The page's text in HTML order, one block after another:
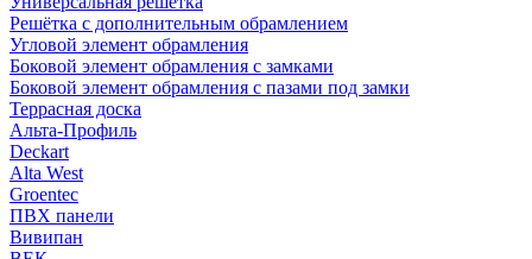
Решётка с дополнительным обрамлением
Угловой элемент обрамления
Боковой элемент обрамления с замками
Боковой элемент обрамления с пазами под замки
Террасная доска
Альта-Профиль
Deckart
Alta West
Groentec
ПВХ панели
Вивипан